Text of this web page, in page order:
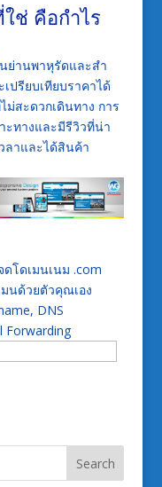
ช่ คือกำไร
นย่านพาหุรัดและสำ
ปรียบเทียบราคาได้
ม่สะดวกเดินทาง การ
ะทางและมีรีวิวที่น่า
ลาและได้สินค้า
โดเมนเนม .com
นด้วยตัวคุณเอง
DNS
Forwarding